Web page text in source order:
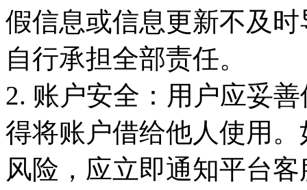
假信息或信息更新不及
自行承担全部责任。
2. 账户安全：用户应妥
得将账户借给他人使用
风险，应立即通知平台